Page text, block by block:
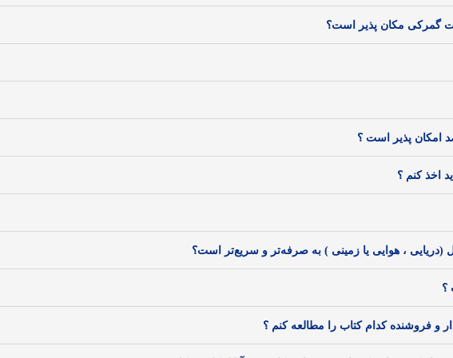
گمرکی مکان پذیر است؟
امکان پذیر است ؟
اخذ کنم ؟
، هوایی یا زمینی ) به صرفه‌تر و سریع‌تر است؟
؟
فروشنده کدام کتاب را مطالعه کنم ؟